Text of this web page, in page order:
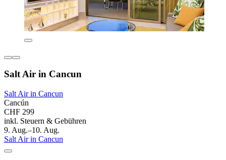
Salt Air in Cancun
Salt Air in Cancun
Cancún
CHF 299
inkl. Steuern & Gebühren
9. Aug.–10. Aug.
Salt Air in Cancun